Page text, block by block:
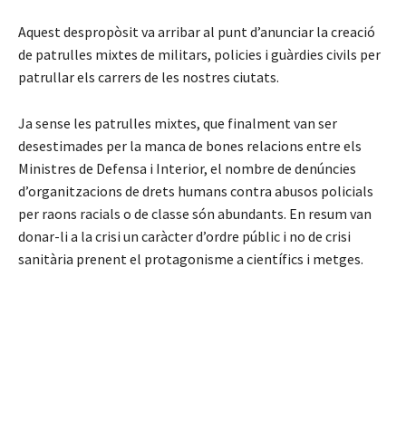
Aquest despropòsit va arribar al punt d’anunciar la creació
de patrulles mixtes de militars, policies i guàrdies civils per
patrullar els carrers de les nostres ciutats.
Ja sense les patrulles mixtes, que finalment van ser
desestimades per la manca de bones relacions entre els
Ministres de Defensa i Interior, el nombre de denúncies
d’organitzacions de drets humans contra abusos policials
per raons racials o de classe són abundants. En resum van
donar-li a la crisi un caràcter d’ordre públic i no de crisi
sanitària prenent el protagonisme a científics i metges.